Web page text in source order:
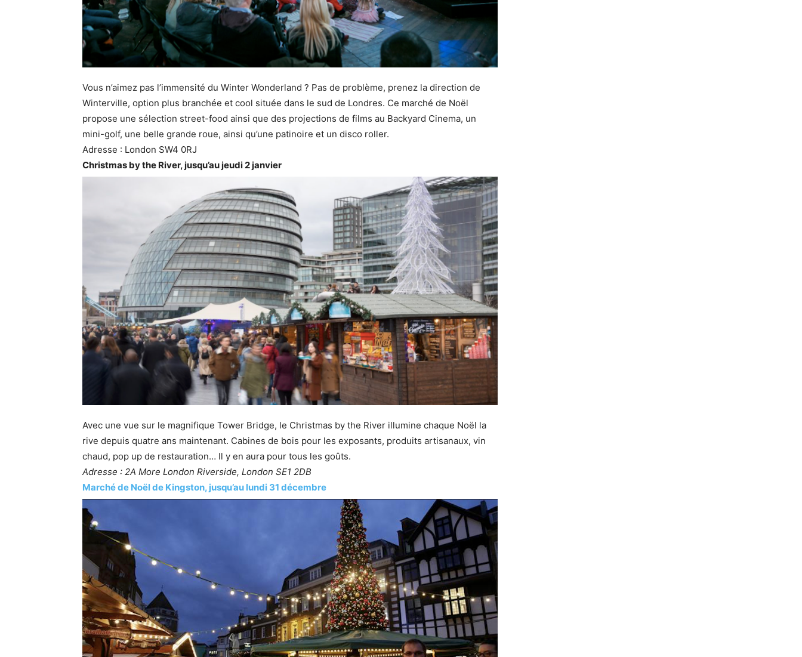
Vous n’aimez pas l’immensité du Winter Wonderland ? Pas de problème, prenez la direction de
Winterville, option plus branchée et cool située dans le sud de Londres. Ce marché de Noël
propose une sélection street-food ainsi que des projections de films au Backyard Cinema, un
mini-golf, une belle grande roue, ainsi qu’une patinoire et un disco roller.
Adresse : London SW4 0RJ
Christmas by the River, jusqu’au jeudi 2 janvier
Avec une vue sur le magnifique Tower Bridge, le Christmas by the River illumine chaque Noël la
rive depuis quatre ans maintenant. Cabines de bois pour les exposants, produits artisanaux, vin
chaud, pop up de restauration… Il y en aura pour tous les goûts.
Adresse : 2A More London Riverside, London SE1 2DB
Marché de Noël de Kingston, jusqu’au lundi 31 décembre